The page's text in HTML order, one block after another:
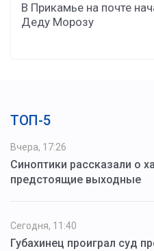
В Прикамье на почте
Деду Морозу
ТОП-5
Вчера, 17:26
Синоптики рассказали о
предстоящие выходные
Сегодня, 11:40
Губахинец проиграл суд